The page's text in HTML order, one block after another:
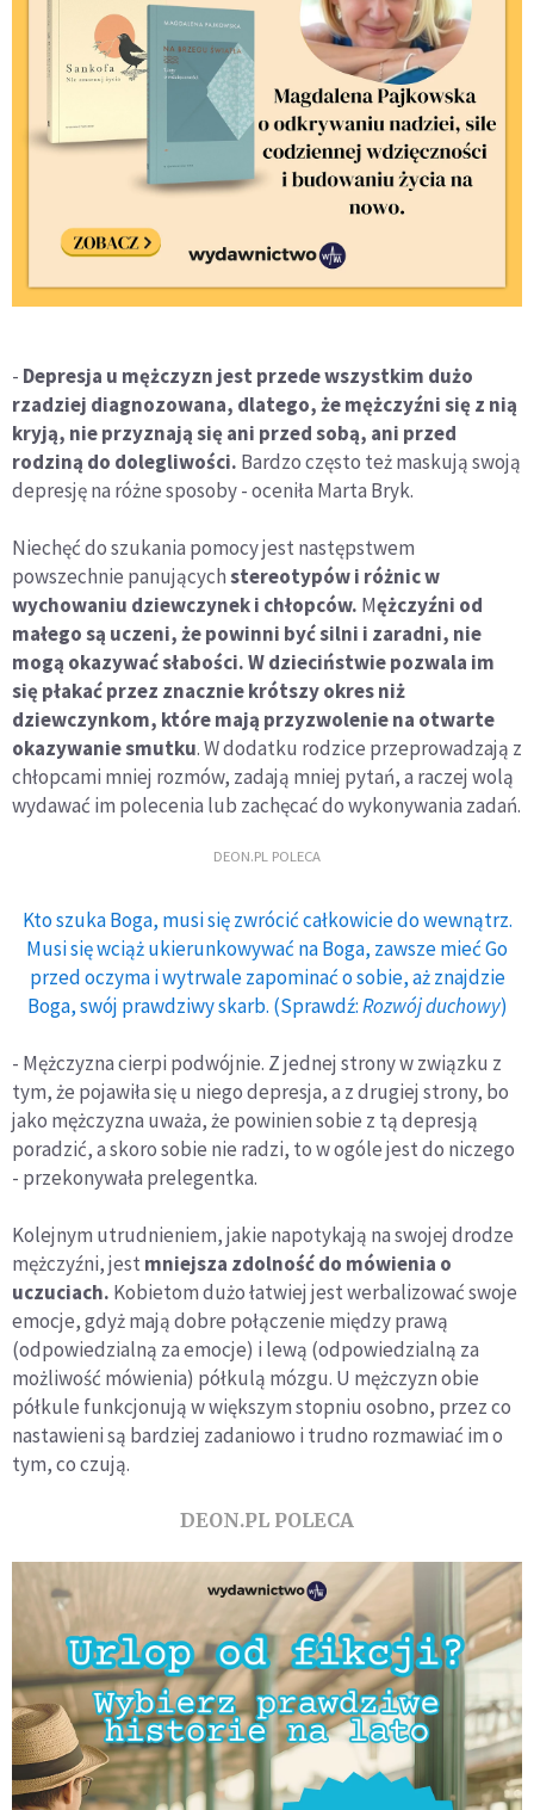
- Depresja u mężczyzn jest przede wszystkim dużo
rzadziej diagnozowana, dlatego, że mężczyźni się z nią
kryją, nie przyznają się ani przed sobą, ani przed
rodziną do dolegliwości. Bardzo często też maskują swoją
depresję na różne sposoby - oceniła Marta Bryk.
Niechęć do szukania pomocy jest następstwem
powszechnie panującychstereotypów i różnic w
wychowaniu dziewczynek i chłopców. Mężczyźni od
małego są uczeni, że powinni być silni i zaradni, nie
mogą okazywać słabości. W dzieciństwie pozwala im
się płakać przez znacznie krótszy okres niż
dziewczynkom, które mają przyzwolenie na otwarte
okazywanie smutku. W dodatku rodzice przeprowadzają z
chłopcami mniej rozmów, zadają mniej pytań, a raczej wolą
wydawać im polecenia lub zachęcać do wykonywania zadań.
DEON.PL POLECA
Kto szuka Boga, musi się zwrócić całkowicie do wewnątrz.
Musi się wciąż ukierunkowywać na Boga, zawsze mieć Go
przed oczyma i wytrwale zapominać o sobie, aż znajdzie
Boga, swój prawdziwy skarb. (Sprawdź:Rozwój duchowy)
- Mężczyzna cierpi podwójnie. Z jednej strony w związku z
tym, że pojawiła się u niego depresja, a z drugiej strony, bo
jako mężczyzna uważa, że powinien sobie z tą depresją
poradzić, a skoro sobie nie radzi, to w ogóle jest do niczego
- przekonywała prelegentka.
Kolejnym utrudnieniem, jakie napotykają na swojej drodze
mężczyźni, jest mniejsza zdolność do mówienia o
uczuciach. Kobietom dużo łatwiej jest werbalizować swoje
emocje, gdyż mają dobre połączenie między prawą
(odpowiedzialną za emocje) i lewą (odpowiedzialną za
możliwość mówienia) półkulą mózgu. U mężczyzn obie
półkule funkcjonują w większym stopniu osobno, przez co
nastawieni są bardziej zadaniowo i trudno rozmawiać im o
tym, co czują.
DEON.PL POLECA